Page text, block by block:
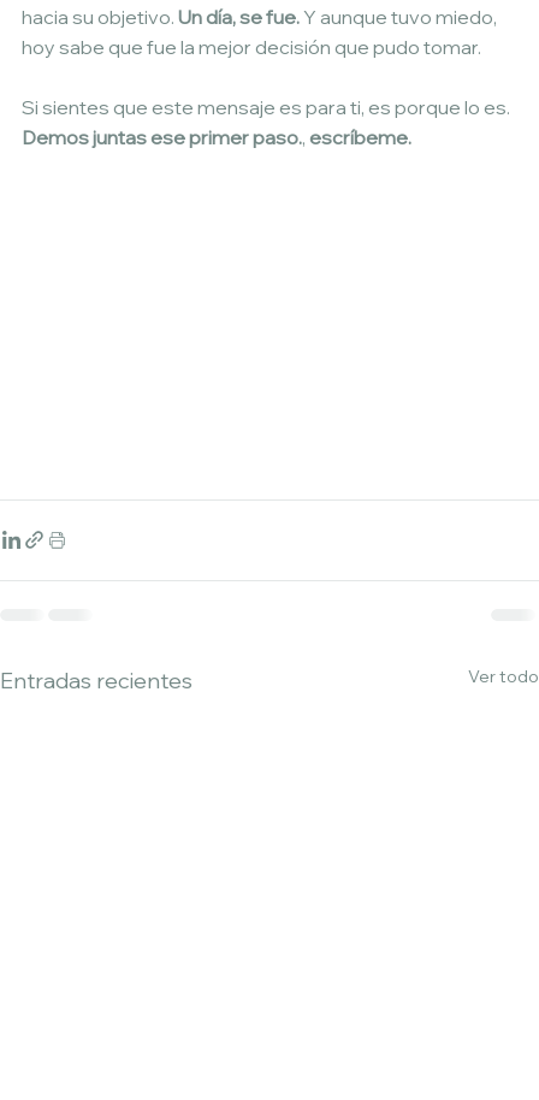
hacia su objetivo. Un día, se fue. Y aunque tuvo miedo,
hoy sabe que fue la mejor decisión que pudo tomar.
Si sientes que este mensaje es para ti, es porque lo es.
Demos juntas ese primer paso., escríbeme.
Entradas recientes Ver todo